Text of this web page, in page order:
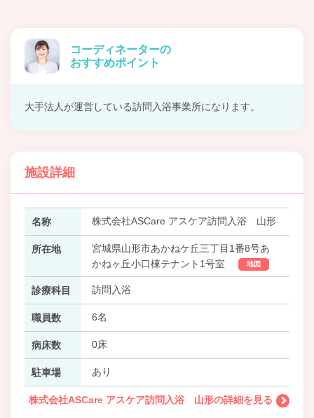
コーディネーターの
おすすめポイント
大手法人が運営している訪問入浴事業所になります。
施設詳細
名称 株式会社ASCare アスケア訪問入浴 山形
所在地
宮城県山形市あかねケ丘三丁目1番8号あ
かねヶ丘小口棟テナント1号室
地図
診療科目 訪問入浴
職員数 6名
病床数 0床
駐車場 あり
株式会社ASCare アスケア訪問入浴 山形の詳細を見る